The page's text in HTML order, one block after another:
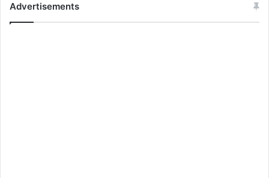
Advertisements